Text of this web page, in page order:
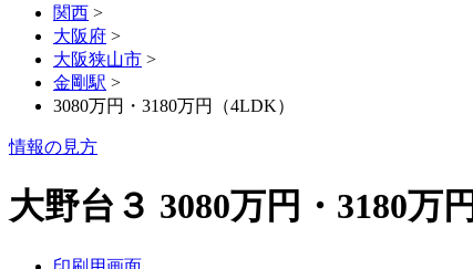
関西 >
大阪府 >
大阪狭山市 >
金剛駅 >
3080万円・3180万円（4LDK）
情報の見方
大野台３ 3080万円・3180万円